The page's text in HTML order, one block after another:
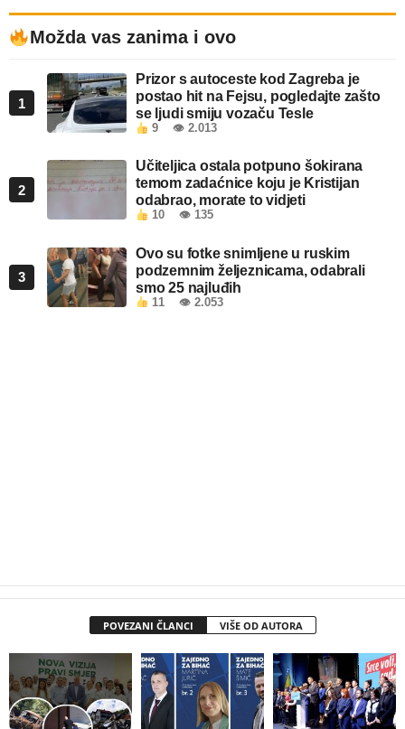
Možda vas zanima i ovo
1
Prizor s autoceste kod Zagreba je
postao hit na Fejsu, pogledajte zašto
se ljudi smiju vozaču Tesle
9 👁 2.013
2
Učiteljica ostala potpuno šokirana
temom zadaćnice koju je Kristijan
odabrao, morate to vidjeti
10 👁 135
3
Ovo su fotke snimljene u ruskim
podzemnim željeznicama, odabrali
smo 25 najluđih
11 👁 2.053
POVEZANI ČLANCI VIŠE OD AUTORA